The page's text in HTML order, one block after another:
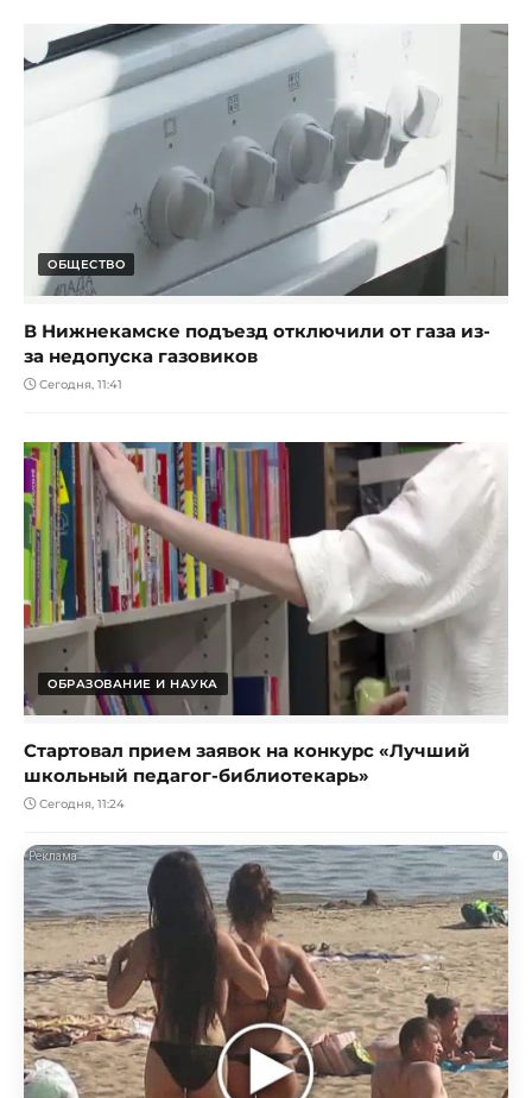
ОБЩЕСТВО
В Нижнекамске подъезд отключили от газа из-
за недопуска газовиков
Сегодня, 11:41
ОБРАЗОВАНИЕ И НАУКА
Стартовал прием заявок на конкурс «Лучший
школьный педагог-библиотекарь»
Сегодня, 11:24
i